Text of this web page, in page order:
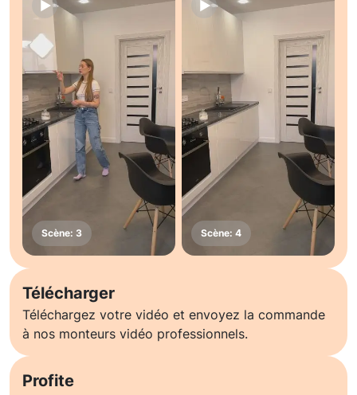
Télécharger
Téléchargez votre vidéo et envoyez la commande
à nos monteurs vidéo professionnels.
Profite